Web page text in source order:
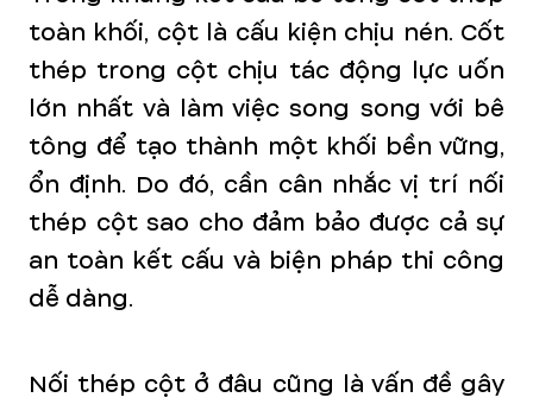
toàn khối, cột là cấu kiện chịu nén. Cốt
thép trong cột chịu tác động lực uốn
lớn nhất và làm việc song song với bê
tông để tạo thành một khối bền vững,
ổn định. Do đó, cần cân nhắc vị trí nối
thép cột sao cho đảm bảo được cả sự
an toàn kết cấu và biện pháp thi công
dễ dàng.
Nối thép cột ở đâu cũng là vấn đề gây